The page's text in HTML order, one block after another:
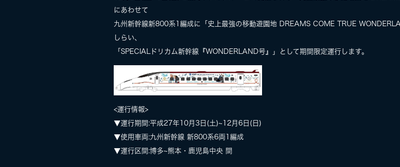
にあわせて
九州新幹線新800系1編成に「史上最強の移動遊園地 DREAMS COME TRUE
しらい、
「SPECIALドリカム新幹線『WONDERLAND号』」として期間限定運行します。
<運行情報>
▼運行期間:平成27年10月3日(土)~12月6日(日)
▼使用車両:九州新幹線 新800系6両1編成
▼運行区間:博多~熊本・鹿児島中央 間